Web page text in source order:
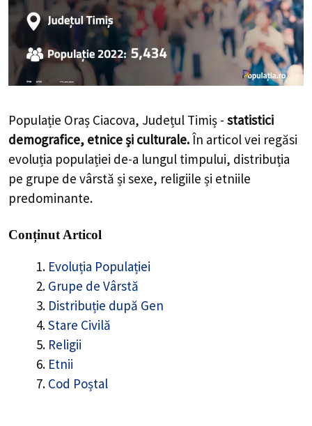
Populație Oraș Ciacova, Județul Timiș - statistici
demografice, etnice și culturale.În articol vei regăsi
evoluția populației de-a lungul timpului, distribuția
pe grupe de vârstă și sexe, religiile și etniile
predominante.
Conținut Articol
Evoluția Populației
Grupe de Vârstă
Distribuție după Gen
Stare Civilă
Religii
Etnii
Cod Poștal